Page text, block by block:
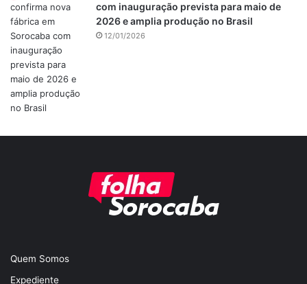
com inauguração prevista para maio de
2026 e amplia produção no Brasil
12/01/2026
Quem Somos
Expediente